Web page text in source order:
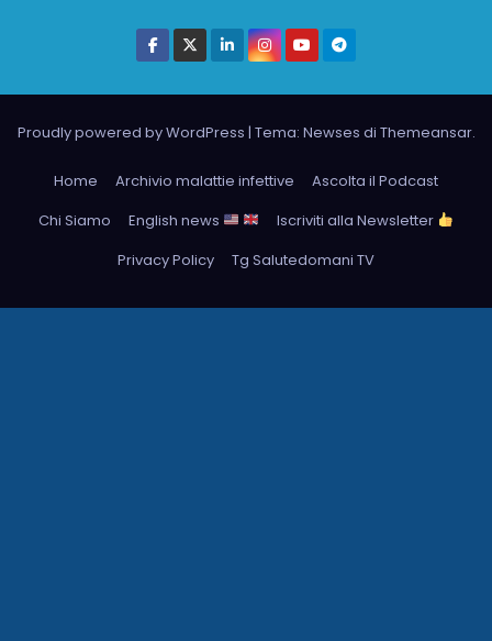
Proudly powered by WordPress | Tema: Newses di Themeansar.
Home Archivio malattie infettive
Ascolta il Podcast
Chi Siamo
English news
Iscriviti alla Newsletter
Privacy Policy
Tg Salutedomani TV